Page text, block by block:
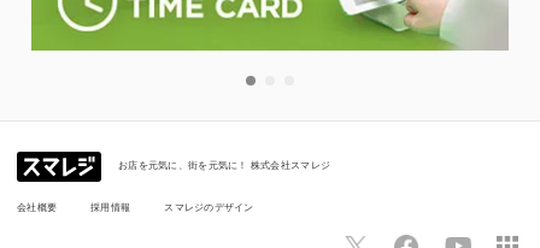
お店を元気に、街を元気に！ 株式会社スマレジ
会社概要 採用情報 スマレジのデザイン